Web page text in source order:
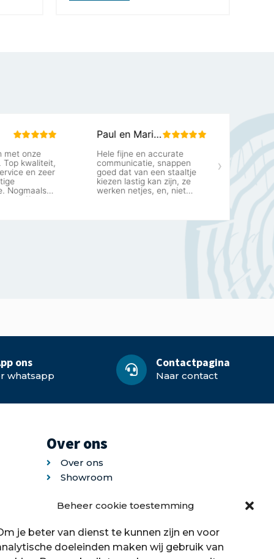
Beheer cookie toestemming
je beter van dienst te kunnen zijn en voor
doeleinden maken wij gebruik van
ons
whatsapp
Contactpagina
Naar contact
Over ons
Over ons
Showroom
Klantenservice